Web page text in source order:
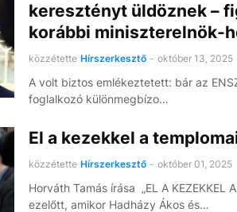
keresztényt üldöznek –
korábbi miniszterelnök-
közzétette Hírszerkesztő - október 13, 2025
A volt biztos emlékeztetett: bár az
foglalkozó különmegbízo…
El a kezekkel a
közzétette Hírszerkesztő - október 01, 2025
Horváth Tamás írása „EL A KEZEKKEL
ezelőtt, amikor Hadházy Ákos és…